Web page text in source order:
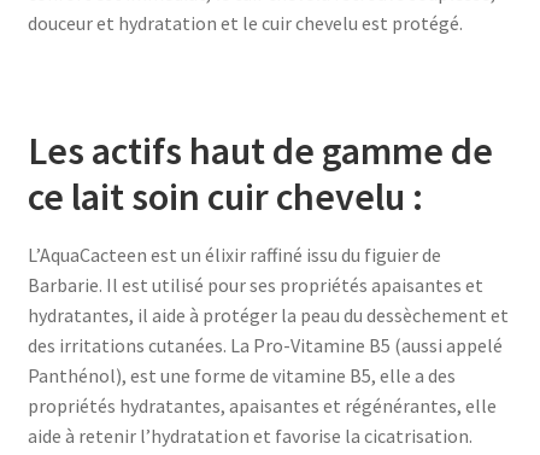
douceur et hydratation et le cuir chevelu est protégé.
Les actifs haut de gamme de
ce lait soin cuir chevelu :
L’AquaCacteen est un élixir raffiné issu du figuier de
Barbarie. Il est utilisé pour ses propriétés apaisantes et
hydratantes, il aide à protéger la peau du dessèchement et
des irritations cutanées. La Pro-Vitamine B5 (aussi appelé
Panthénol), est une forme de vitamine B5, elle a des
propriétés hydratantes, apaisantes et régénérantes, elle
aide à retenir l’hydratation et favorise la cicatrisation.